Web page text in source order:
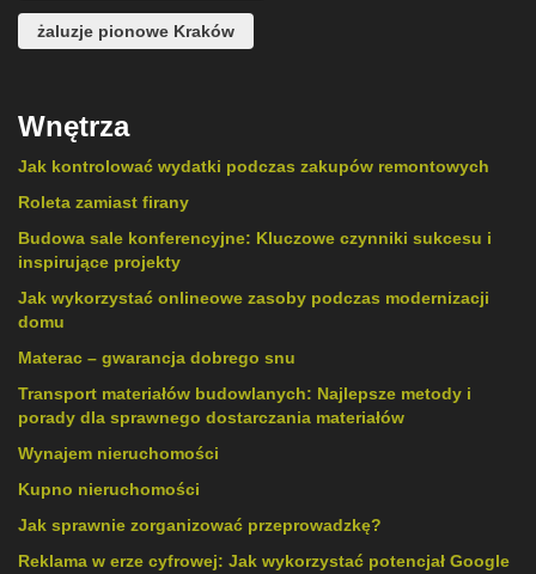
żaluzje pionowe Kraków
Wnętrza
Jak kontrolować wydatki podczas zakupów remontowych
Roleta zamiast firany
Budowa sale konferencyjne: Kluczowe czynniki sukcesu i
inspirujące projekty
Jak wykorzystać onlineowe zasoby podczas modernizacji
domu
Materac – gwarancja dobrego snu
Transport materiałów budowlanych: Najlepsze metody i
porady dla sprawnego dostarczania materiałów
Wynajem nieruchomości
Kupno nieruchomości
Jak sprawnie zorganizować przeprowadzkę?
Reklama w erze cyfrowej: Jak wykorzystać potencjał Google